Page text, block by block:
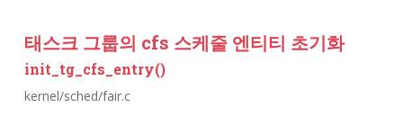
태스크 그룹의 cfs 스케줄 엔티티 초기화
init_tg_cfs_entry()
kernel/sched/fair.c